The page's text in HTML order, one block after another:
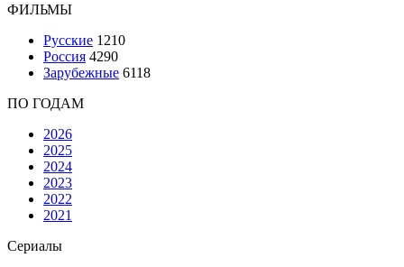
ФИЛЬМЫ
Русские 1210
Россия 4290
Зарубежные 6118
ПО ГОДАМ
2026
2025
2024
2023
2022
2021
Сериалы